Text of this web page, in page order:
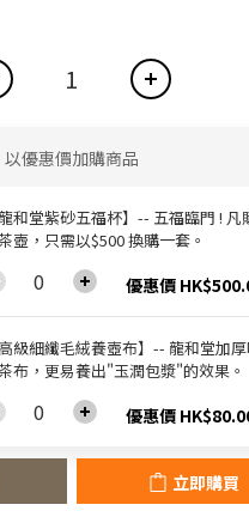
以優惠價加購商品
龍和堂紫砂五福杯‬】-- 五福臨門 ! 凡
壺，只需以$500 換購一套。
優惠價
高級細纖毛絨養壺布】-- 龍和堂加
布，更易養出"玉潤包漿"的效果。
優惠價
立即購買